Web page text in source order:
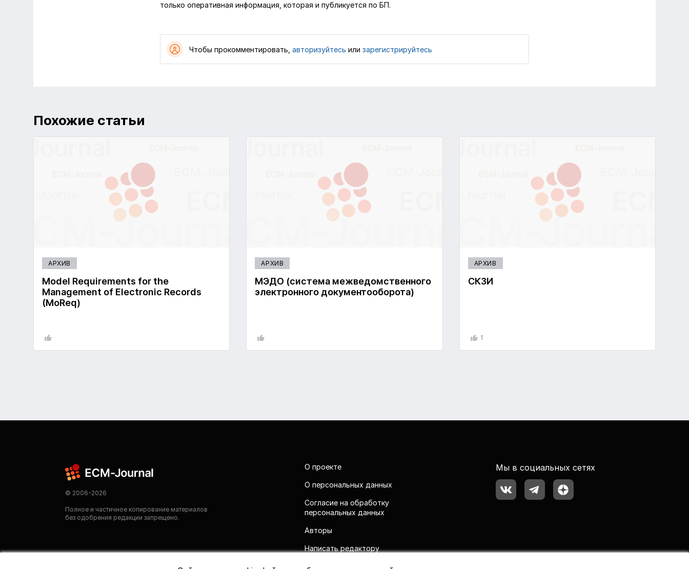
только оперативная информация, которая и публикуется по БП.
Чтобы прокомментировать, авторизуйтесь или зарегистрируйтесь
Похожие статьи
АРХИВ
Model Requirements for the
Management of Electronic Records
(MoReq)
АРХИВ
МЭДО (система межведомственного
электронного документооборота)
АРХИВ
СКЗИ
1
© 2006-2026
Полное и частичное копирование материалов
без одобрения редакции запрещено.
О проекте
О персональных данных
Согласие на обработку
персональных данных
Авторы
Написать редактору
Мы в социальных сетях